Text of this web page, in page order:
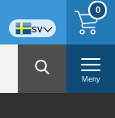
0
sv
Meny